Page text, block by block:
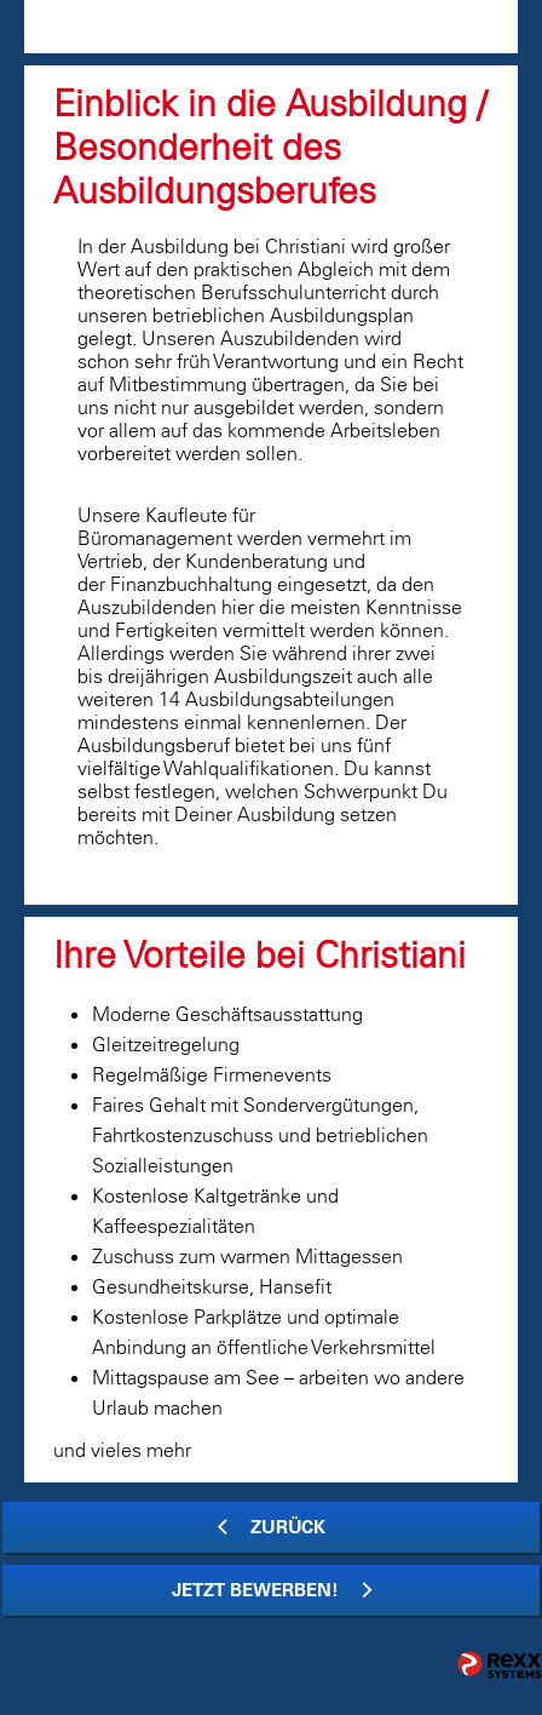
Einblick in die Ausbildung /
Besonderheit des
Ausbildungsberufes
In der Ausbildung bei Christiani wird großer
Wert auf den praktischen Abgleich mit dem
theoretischen Berufsschulunterricht durch
unseren betrieblichen Ausbildungsplan
gelegt. Unseren Auszubildenden wird
schon sehr früh Verantwortung und ein Recht
auf Mitbestimmung übertragen, da Sie bei
uns nicht nur ausgebildet werden, sondern
vor allem auf das kommende Arbeitsleben
vorbereitet werden sollen.
Unsere Kaufleute für
Büromanagement werden vermehrt im
Vertrieb, der Kundenberatung und
der Finanzbuchhaltung eingesetzt, da den
Auszubildenden hier die meisten Kenntnisse
und Fertigkeiten vermittelt werden können.
Allerdings werden Sie während ihrer zwei
bis dreijährigen Ausbildungszeit auch alle
weiteren 14 Ausbildungsabteilungen
mindestens einmal kennenlernen. Der
Ausbildungsberuf bietet bei uns fünf
vielfältige Wahlqualifikationen. Du kannst
selbst festlegen, welchen Schwerpunkt Du
bereits mit Deiner Ausbildung setzen
möchten.
Ihre Vorteile bei Christiani
Moderne Geschäftsausstattung
Gleitzeitregelung
Regelmäßige Firmenevents
Faires Gehalt mit Sondervergütungen,
Fahrtkostenzuschuss und betrieblichen
Sozialleistungen
Kostenlose Kaltgetränke und
Kaffeespezialitäten
Zuschuss zum warmen Mittagessen
Gesundheitskurse, Hansefit
Kostenlose Parkplätze und optimale
Anbindung an öffentliche Verkehrsmittel
Mittagspause am See – arbeiten wo andere
Urlaub machen
und vieles mehr
ZURÜCK
JETZT BEWERBEN!